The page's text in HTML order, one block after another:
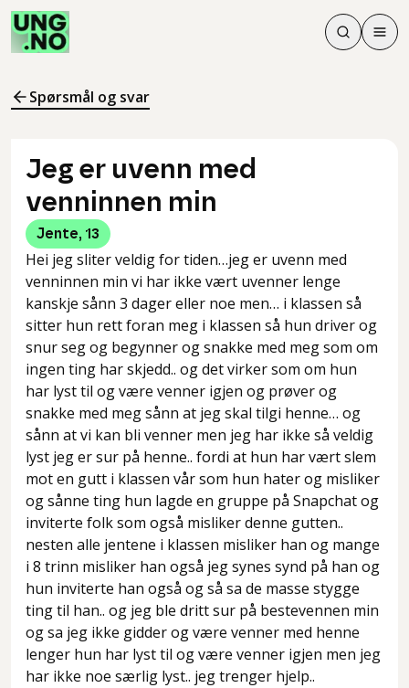
Søk
Søk
Meny
Spørsmål og svar
Jeg er uvenn med
venninnen min
Jente, 13
Hei jeg sliter veldig for tiden…jeg er uvenn med
venninnen min vi har ikke vært uvenner lenge
kanskje sånn 3 dager eller noe men… i klassen så
sitter hun rett foran meg i klassen så hun driver og
snur seg og begynner og snakke med meg som om
ingen ting har skjedd.. og det virker som om hun
har lyst til og være venner igjen og prøver og
snakke med meg sånn at jeg skal tilgi henne… og
sånn at vi kan bli venner men jeg har ikke så veldig
lyst jeg er sur på henne.. fordi at hun har vært slem
mot en gutt i klassen vår som hun hater og misliker
og sånne ting hun lagde en gruppe på Snapchat og
inviterte folk som også misliker denne gutten..
nesten alle jentene i klassen misliker han og mange
i 8 trinn misliker han også jeg synes synd på han og
hun inviterte han også og så sa de masse stygge
ting til han.. og jeg ble dritt sur på bestevennen min
og sa jeg ikke gidder og være venner med henne
lenger hun har lyst til og være venner igjen men jeg
har ikke noe særlig lyst.. jeg trenger hjelp..